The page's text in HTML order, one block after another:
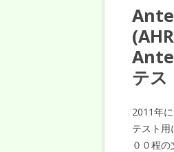
テス
2011年
テスト用
００程